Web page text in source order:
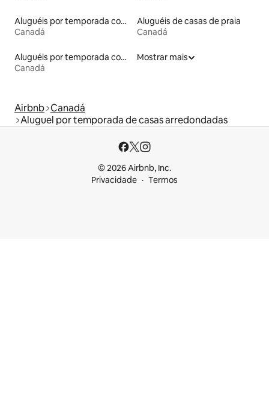
Aluguéis por temporada com café da manhã
Canadá
Aluguéis de casas de praia
Canadá
Aluguéis por temporada com acesso à praia
Canadá
Mostrar mais
Airbnb Canadá
Aluguel por temporada de casas arredondadas
© 2026 Airbnb, Inc.
Privacidade
Termos